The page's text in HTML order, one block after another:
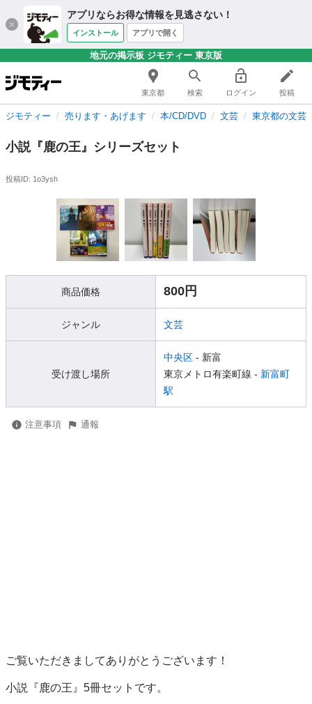
アプリならお得な情報を見逃さない！
インストール アプリで開く
地元の掲示板 ジモティー 東京版
東京都 検索 ログイン 投稿
ジモティー 売ります・あげます 本/CD/DVD 文芸 東京都の文芸
小説『鹿の王』シリーズセット
投稿ID: 1o3ysh
商品価格 800円
ジャンル 文芸
受け渡し場所
中央区 - 新富
東京メトロ有楽町線 - 新富町
駅
注意事項 通報
ご覧いただきましてありがとうございます！
小説『鹿の王』5冊セットです。